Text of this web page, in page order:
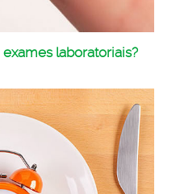
laboratoriais?